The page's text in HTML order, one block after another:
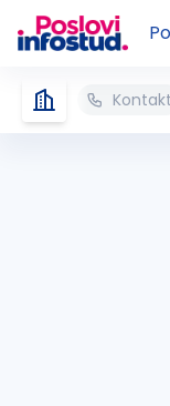
Kontakt